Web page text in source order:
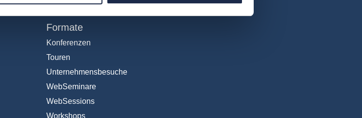
Formate
Konferenzen
Touren
Unternehmensbesuche
WebSeminare
WebSessions
Workshops